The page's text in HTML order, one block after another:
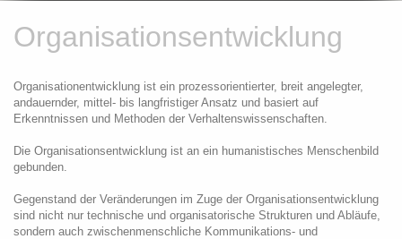
Organisationsentwicklung
Organisationentwicklung ist ein prozessorientierter, breit angelegter,
andauernder, mittel- bis langfristiger Ansatz und basiert auf
Erkenntnissen und Methoden der Verhaltenswissenschaften.
Die Organisationsentwicklung ist an ein humanistisches Menschenbild
gebunden.
Gegenstand der Veränderungen im Zuge der Organisationsentwicklung
sind nicht nur technische und organisatorische Strukturen und Abläufe,
sondern auch zwischenmenschliche Kommunikations- und